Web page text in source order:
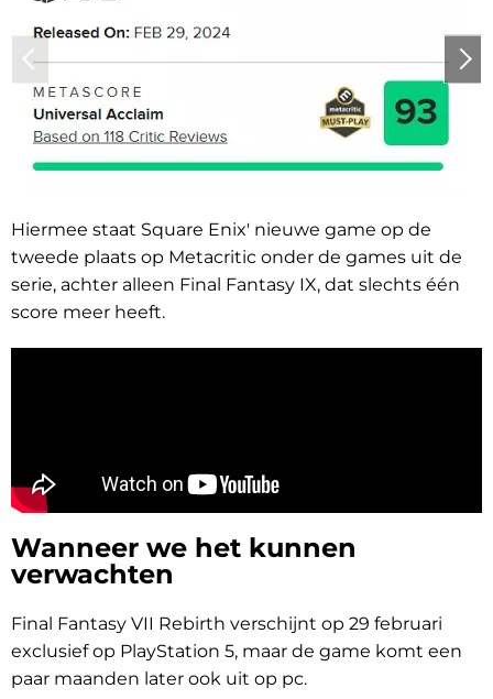
Hiermee staat Square Enix' nieuwe game op de
tweede plaats op Metacritic onder de games uit de
serie, achter alleen Final Fantasy IX, dat slechts één
score meer heeft.
Wanneer we het kunnen
verwachten
Final Fantasy VII Rebirth verschijnt op 29 februari
exclusief op PlayStation 5, maar de game komt een
paar maanden later ook uit op pc.